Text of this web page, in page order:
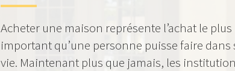
Acheter une maison représente l’achat le plus
important qu’une personne puisse faire dans
vie. Maintenant plus que jamais, les